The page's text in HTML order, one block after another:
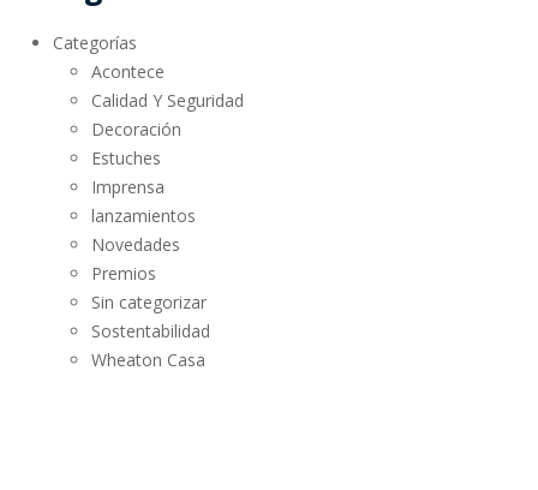
Categorías
Acontece
Calidad Y Seguridad
Decoración
Estuches
Imprensa
lanzamientos
Novedades
Premios
Sin categorizar
Sostentabilidad
Wheaton Casa